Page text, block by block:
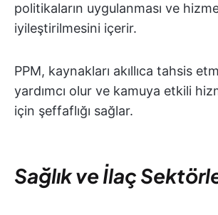
politikaların uygulanması ve
iyileştirilmesini içerir.
PPM, kaynakları akıllıca tahsis
yardımcı olur ve kamuya etkili
için şeffaflığı sağlar.
Sağlık ve İlaç